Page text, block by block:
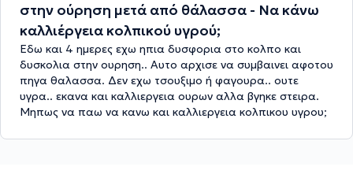
στην ούρηση μετά από θάλασσα - Να κάνω
καλλιέργεια κολπικού υγρού;
Εδω και 4 ημερες εχω ηπια δυσφορια στο κολπο και
δυσκολια στην ουρηση.. Αυτο αρχισε να συμβαινει αφοτου
πηγα θαλασσα. Δεν εχω τσουξιμο ή φαγουρα.. ουτε
υγρα.. εκανα και καλλιεργεια ουρων αλλα βγηκε στειρα.
Μηπως να παω να κανω και καλλιεργεια κολπικου υγρου;